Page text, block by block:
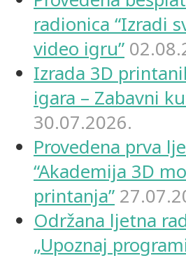
radionica “Izradi
video igru”
Izrada 3D
igara – Zabavni
30.07.2026.
Provedena prva
“Akademija 3D
printanja”
Održana ljetna
„Upoznaj